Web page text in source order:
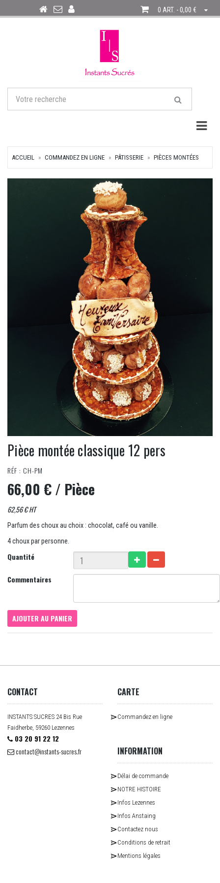
0 ART. - 0,00 €
ACCUEIL COMMANDEZ EN LIGNE PÂTISSERIE PIÈCES MONTÉES
Pièce montée classique 12 pers
RÉF : CH-PM
66,00 €/ Pièce
62,56 € HT
Parfum des choux au choix : chocolat, café ou vanille.
4 choux par personne.
Quantité
Commentaires
AJOUTER AU PANIER
CONTACT
INSTANTS SUCRES 24 Bis Rue
Faidherbe, 59260 Lezennes
03 20 91 22 12
contact@instants-sucres.fr
CARTE
Commandez en ligne
INFORMATION
Délai de commande
NOTRE HISTOIRE
Infos Lezennes
Infos Anstaing
Contactez nous
Conditions de retrait
Mentions légales